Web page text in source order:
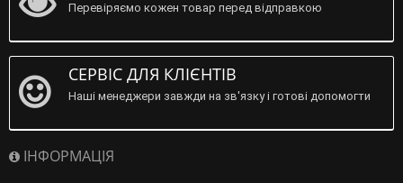
Перевіряємо кожен товар перед відправкою
СЕРВІС ДЛЯ КЛІЄНТІВ
Наші менеджери завжди на зв'язку і готові допомогти
ІНФОРМАЦІЯ